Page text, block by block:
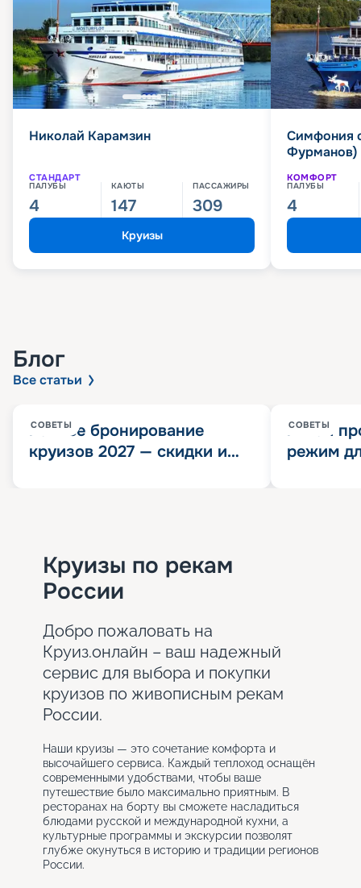
Николай Карамзин
СТАНДАРТ
ПАЛУБЫ
4
КАЮТЫ
147
ПАССАЖИРЫ
309
Круизы
Симфония
Фурманов)
КОМФОРТ
ПАЛУБЫ
4
Блог
Все статьи
СОВЕТЫ
Раннее бронирование
круизов 2027 — скидки и
СОВЕТЫ
Китай
режим
Круизы по рекам
России
Добро пожаловать на
Круиз.онлайн – ваш надежный
сервис для выбора и покупки
круизов по живописным рекам
России.
Наши круизы — это сочетание комфорта и
высочайшего сервиса. Каждый теплоход оснащён
современными удобствами, чтобы ваше
путешествие было максимально приятным. В
ресторанах на борту вы сможете насладиться
блюдами русской и международной кухни, а
культурные программы и экскурсии позволят
глубже окунуться в историю и традиции регионов
России.